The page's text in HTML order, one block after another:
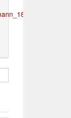
manifest.json